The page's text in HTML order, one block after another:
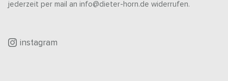
jederzeit per mail an info@dieter-horn.de widerrufen.
instagram